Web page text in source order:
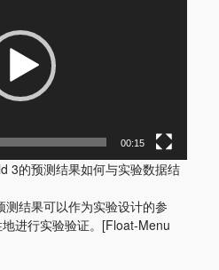
00:15
3的预测结果如何与实验数据结
结果可以作为实验设计的参
进行实验验证。[Float-Menu